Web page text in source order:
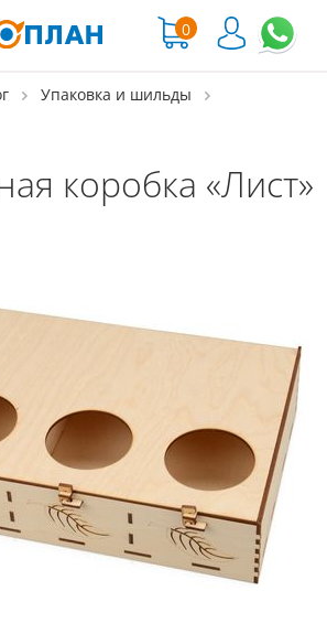
0
Упаковка и шильды
коробка «Лист»